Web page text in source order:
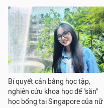
Bí quyết cân bằng học tập,
nghiên cứu khoa học để "săn"
học bổng tại Singapore của nữ